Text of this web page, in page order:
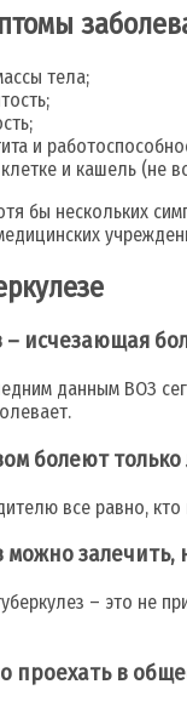
тела;
и
и кашель (не
бы нескольких
– исчезающая
данным ВОЗ
болеют
все равно,
можно залечить,
– это не
проехать в